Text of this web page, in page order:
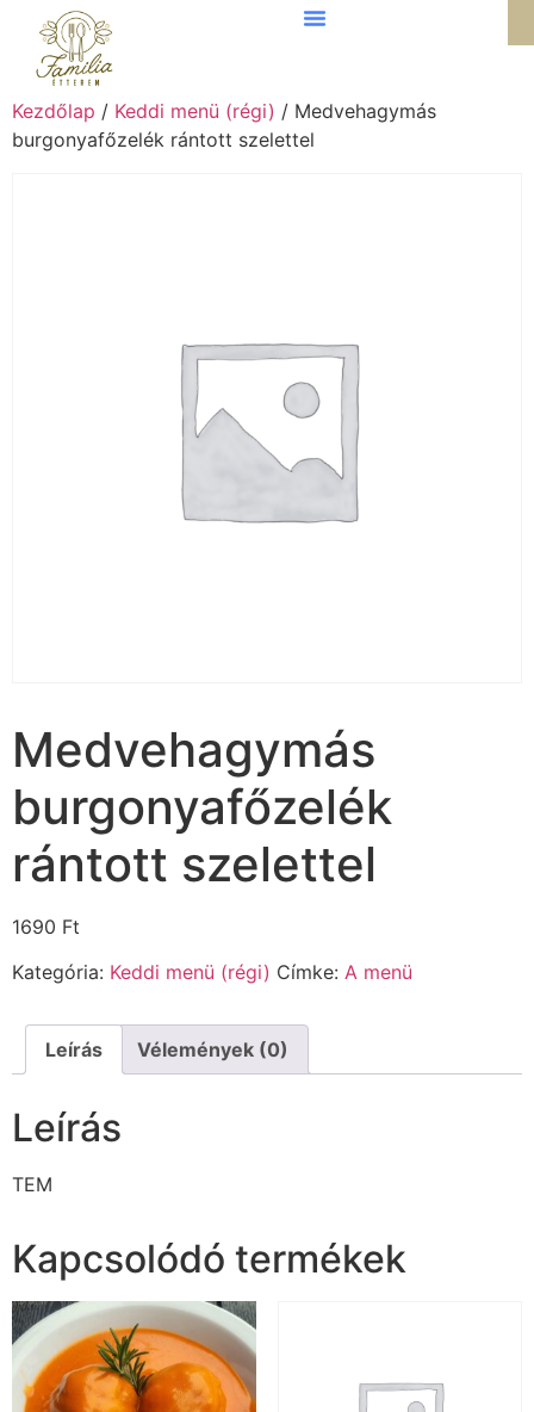
Kezdőlap / Keddi menü (régi) / Medvehagymás
burgonyafőzelék rántott szelettel
Medvehagymás
burgonyafőzelék
rántott szelettel
1690 Ft
Kategória: Keddi menü (régi) Címke: A menü
Leírás Vélemények (0)
Leírás
TEM
Kapcsolódó termékek